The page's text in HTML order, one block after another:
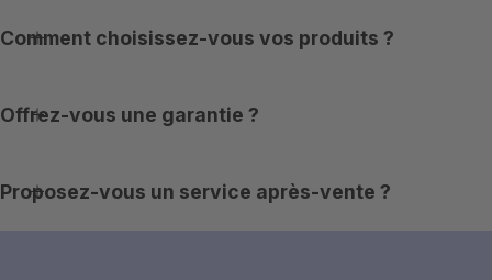
Comment choisissez-vous vos produits ?
Offrez-vous une garantie ?
Proposez-vous un service après-vente ?